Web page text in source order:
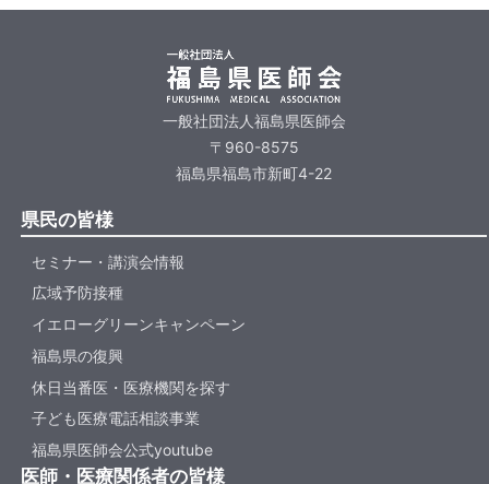
一般社団法人福島県医師会
〒960-8575
福島県福島市新町4-22
県民の皆様
セミナー・講演会情報
広域予防接種
イエローグリーンキャンペーン
福島県の復興
休日当番医・医療機関を探す
子ども医療電話相談事業
福島県医師会公式youtube
医師・医療関係者の皆様